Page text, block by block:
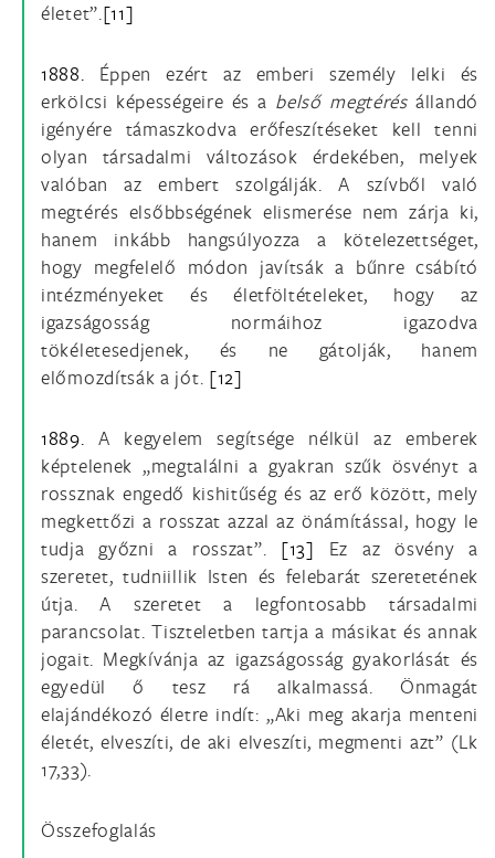
életet”.[11]
1888. Éppen ezért az emberi személy lelki és
erkölcsi képességeire és a belső megtérésállandó
igényére támaszkodva erőfeszítéseket kell tenni
olyan társadalmi változások érdekében, melyek
valóban az embert szolgálják. A szívből való
megtérés elsőbbségének elismerése nem zárja ki,
hanem inkább hangsúlyozza a kötelezettséget,
hogy megfelelő módon javítsák a bűnre csábító
intézményeket és életföltételeket, hogy az
igazságosság normáihoz igazodva
tökéletesedjenek, és ne gátolják, hanem
előmozdítsák a jót. [12]
1889. A kegyelem segítsége nélkül az emberek
képtelenek „megtalálni a gyakran szűk ösvényt a
rossznak engedő kishitűség és az erő között, mely
megkettőzi a rosszat azzal az önámítással, hogy le
tudja győzni a rosszat”. [13] Ez az ösvény a
szeretet, tudniillik Isten és felebarát szeretetének
útja. A szeretet a legfontosabb társadalmi
parancsolat. Tiszteletben tartja a másikat és annak
jogait. Megkívánja az igazságosság gyakorlását és
egyedül ő tesz rá alkalmassá. Önmagát
elajándékozó életre indít: „Aki meg akarja menteni
életét, elveszíti, de aki elveszíti, megmenti azt” (Lk
17,33).
Összefoglalás